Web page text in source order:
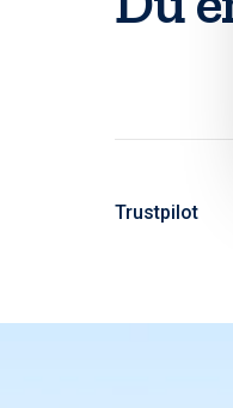
Trustpilot